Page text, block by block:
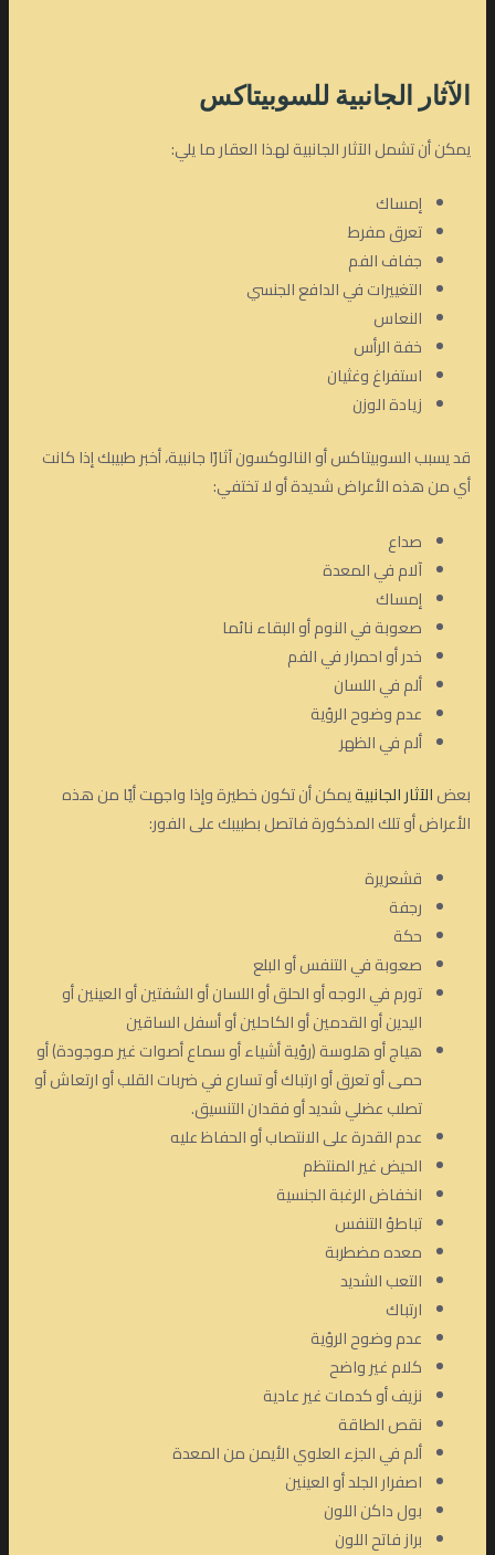
الآثار الجانبية للسوبيتاكس
يمكن أن تشمل الآثار الجانبية لهذا العقار ما يلي:
إمساك
تعرق مفرط
جفاف الفم
التغييرات في الدافع الجنسي
النعاس
خفة الرأس
استفراغ وغثيان
زيادة الوزن
قد يسبب السوبيتاكس أو النالوكسون آثارًا جانبية، أخبر طبيبك إذا كانت
أي من هذه الأعراض شديدة أو لا تختفي:
صداع
آلام في المعدة
إمساك
صعوبة في النوم أو البقاء نائما
خدر أو احمرار في الفم
ألم في اللسان
عدم وضوح الرؤية
ألم في الظهر
بعضالآثار الجانبيةيمكن أن تكون خطيرة وإذا واجهت أيًا من هذه
الأعراض أو تلك المذكورة فاتصل بطبيبك على الفور:
قشعريرة
رجفة
حكة
صعوبة في التنفس أو البلع
تورم في الوجه أو الحلق أو اللسان أو الشفتين أو العينين أو
اليدين أو القدمين أو الكاحلين أو أسفل الساقين
هياج أو هلوسة (رؤية أشياء أو سماع أصوات غير موجودة) أو
حمى أو تعرق أو ارتباك أو تسارع في ضربات القلب أو ارتعاش أو
تصلب عضلي شديد أو فقدان التنسيق.
عدم القدرة على الانتصاب أو الحفاظ عليه
الحيض غير المنتظم
انخفاض الرغبة الجنسية
تباطؤ التنفس
معده مضطربة
التعب الشديد
ارتباك
عدم وضوح الرؤية
كلام غير واضح
نزيف أو كدمات غير عادية
نقص الطاقة
ألم في الجزء العلوي الأيمن من المعدة
اصفرار الجلد أو العينين
بول داكن اللون
براز فاتح اللون